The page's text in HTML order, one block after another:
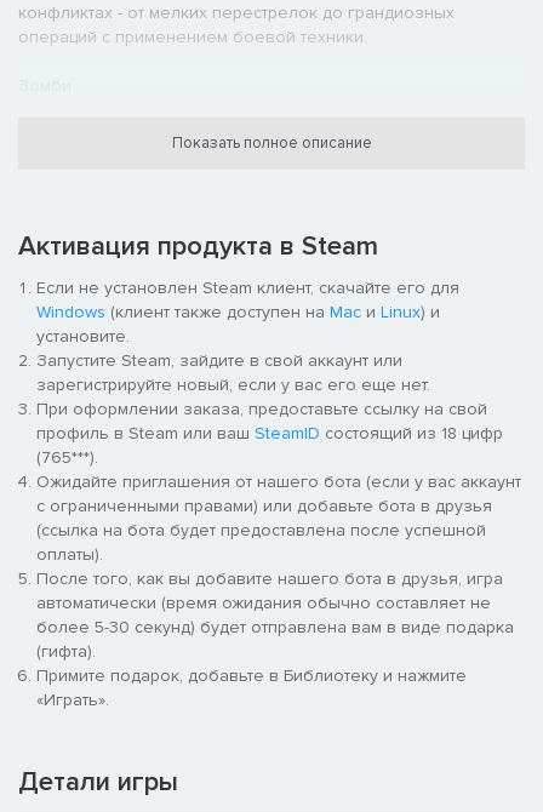
конфликтах - от мелких перестрелок до грандиозных
операций с применением боевой техники.
войны, породивших новую угрозу нашествия живых
Приобретите цифровую версию Call of Duty®: Black Ops Cold
War и получите игровой набор оружия 'Противостояние'.
Капитан Прайс включен при покупке игры
Все нынешние владельцы и будущие покупатели Black Ops
Cold War получат этот легендарный облик исполнителя.
Показать полное описание
Активация продукта в Steam
Если не установлен Steam клиент, скачайте его для
Windows (клиент также доступен на Mac и Linux) и
установите.
Запустите Steam, зайдите в свой аккаунт или
зарегистрируйте новый, если у вас его еще нет.
При оформлении заказа, предоставьте ссылку на свой
профиль в Steam или ваш SteamID состоящий из 18 цифр
(765***).
Ожидайте приглашения от нашего бота (если у вас аккаунт
с ограниченными правами) или добавьте бота в друзья
(ссылка на бота будет предоставлена после успешной
оплаты).
После того, как вы добавите нашего бота в друзья, игра
автоматически (время ожидания обычно составляет не
более 5-30 секунд) будет отправлена вам в виде подарка
(гифта).
Примите подарок, добавьте в Библиотеку и нажмите
«Играть».
Детали игры